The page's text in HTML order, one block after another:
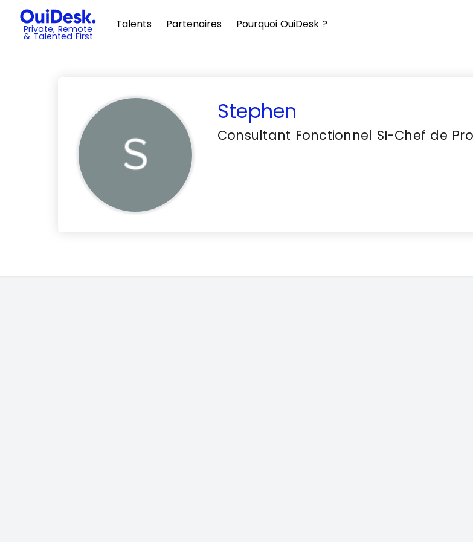
Private, Remote
& Talented First
Talents Partenaires Pourquoi OuiDesk ?
Stephen
Consultant Fonctionnel SI-Chef de